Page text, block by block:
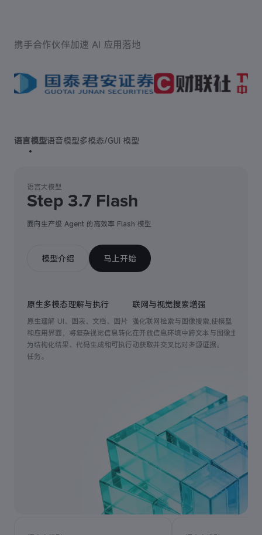
携手合作伙伴加速 AI 应用落地
语言模型语音模型多模态/GUI 模型
语言大模型
Step 3.7 Flash
面向生产级 Agent 的高效率 Flash 模型
模型介绍 马上开始
原生多模态理解与执行
原生理解 UI、图表、文档、图片
和应用界面，将复杂视觉信息转化
为结构化结果、代码生成和可执行
任务。
联网与视觉搜索增强
强化联网检索与图像搜索,使模型
在开放信息环境中跨文本与图像主
动获取并交叉比对多源证据。